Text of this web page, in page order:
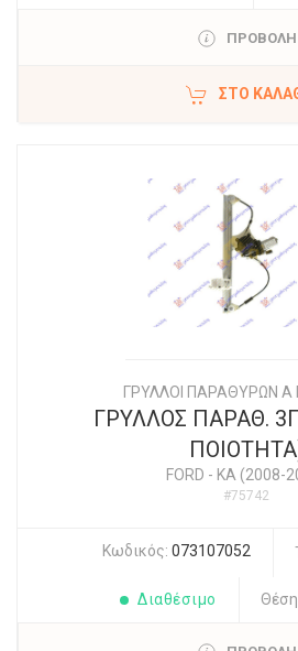
ΠΡΟΒΟΛΗ
ΣΤΟ
ΓΡΥΛΛΟΙ ΠΑΡΑΘΥΡΩΝ Α
ΓΡΥΛΛΟΣ ΠΑΡΑΘ.
FORD - KA (2008-
#75742
Κωδικός: 073107052
Διαθέσιμο